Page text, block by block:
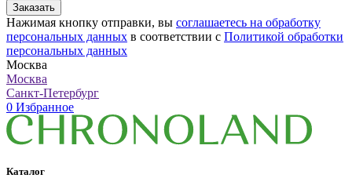
Заказать
Нажимая кнопку отправки, вы соглашаетесь на обработку
персональных данных в соответствии с Политикой обработки
персональных данных
Москва
Москва
Санкт-Петербург
0 Избранное
Каталог